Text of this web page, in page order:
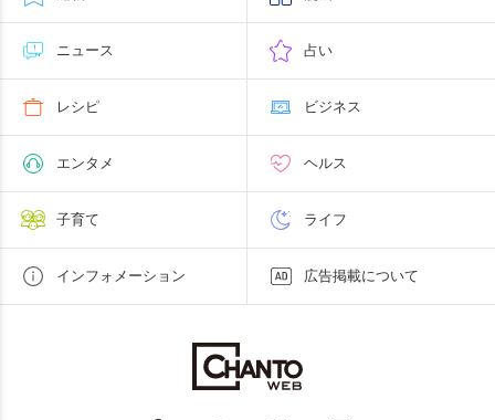
ニュース 占い
レシピ ビジネス
エンタメ ヘルス
子育て ライフ
インフォメーション 広告掲載について